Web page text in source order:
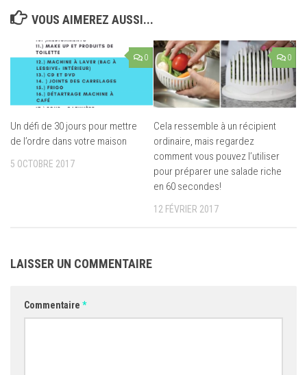
VOUS AIMEREZ AUSSI...
0
Un défi de 30 jours pour mettre
de l’ordre dans votre maison
5 OCTOBRE 2017
0
Cela ressemble à un récipient
ordinaire, mais regardez
comment vous pouvez l’utiliser
pour préparer une salade riche
en 60 secondes!
12 FÉVRIER 2017
LAISSER UN COMMENTAIRE
Commentaire *